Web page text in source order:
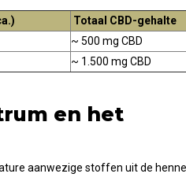
Totaal CBD-gehalte
~ 500 mg CBD
~ 1.500 mg CBD
en het
aanwezige stoffen uit de